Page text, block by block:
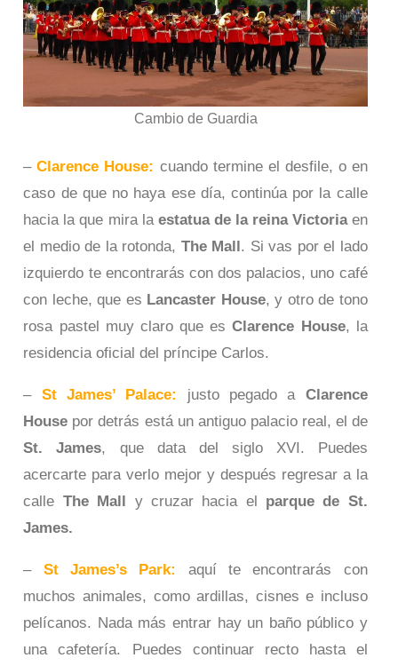
Cambio de Guardia
–Clarence House: cuando termine el desfile, o en
caso de que no haya ese día, continúa por la calle
hacia la que mira la estatua de la reina Victoriaen
el medio de la rotonda, The Mall. Si vas por el lado
izquierdo te encontrarás con dos palacios, uno café
con leche, que es Lancaster House, y otro de tono
rosa pastel muy claro que esClarence House, la
residencia oficial del príncipe Carlos.
– St James’ Palace: justo pegado a Clarence
House por detrás está un antiguo palacio real, el de
St. James, que data del siglo XVI. Puedes
acercarte para verlo mejor y después regresar a la
calle The Mall y cruzar hacia el parque de St.
James.
– St James’s Park:
aquí te encontrarás con
muchos animales, como ardillas, cisnes e incluso
pelícanos. Nada más entrar hay un baño público y
una cafetería. Puedes continuar recto hasta el